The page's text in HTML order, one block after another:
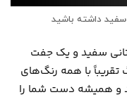
داشته باشید
سفید و یک جفت
با همه رنگ‌های
و همیشه دست شما را